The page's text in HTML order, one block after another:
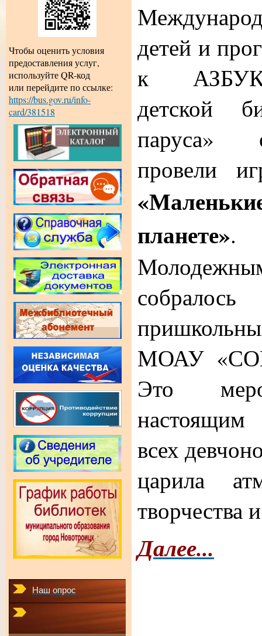
Чтобы оценить условия
предоставления услуг,
используйте QR-код
или перейдите по ссылке:
https://bus.gov.ru/info-
card/381518
Наш опрос
детей и
к
детской
паруса»
провели
планете».
МОАУ
Это
всех
царила
творчества
Далее...